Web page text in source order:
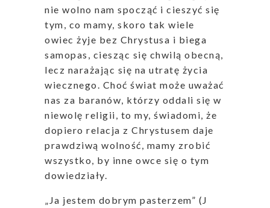
nie wolno nam spocząć i cieszyć się
tym, co mamy, skoro tak wiele
owiec żyje bez Chrystusa i biega
samopas, ciesząc się chwilą obecną,
lecz narażając się na utratę życia
wiecznego. Choć świat może uważać
nas za baranów, którzy oddali się w
niewolę religii, to my, świadomi, że
dopiero relacja z Chrystusem daje
prawdziwą wolność, mamy zrobić
wszystko, by inne owce się o tym
dowiedziały.
„Ja jestem dobrym pasterzem” (J